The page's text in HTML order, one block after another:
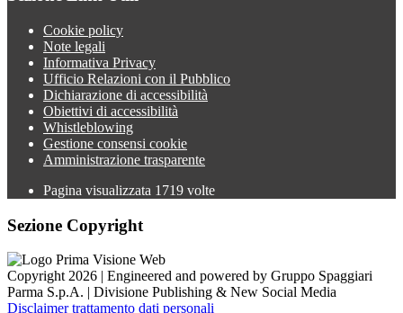
Cookie policy
Note legali
Informativa Privacy
Ufficio Relazioni con il Pubblico
Dichiarazione di accessibilità
Obiettivi di accessibilità
Whistleblowing
Gestione consensi cookie
Amministrazione trasparente
Pagina visualizzata 1719 volte
Sezione Copyright
Copyright 2026 | Engineered and powered by Gruppo Spaggiari
Parma S.p.A. | Divisione Publishing & New Social Media
Disclaimer trattamento dati personali